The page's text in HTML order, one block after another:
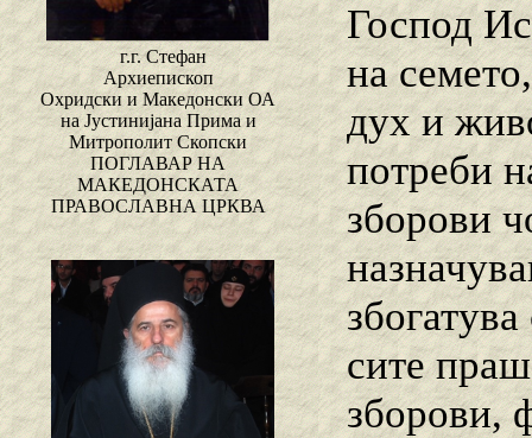
г.г. Стефан
Архиепископ
Охридски и Македонски ОА
на Јустинијана Прима и
Митрополит Скопски
ПОГЛАВАР НА
МАКЕДОНСКАТА
ПРАВОСЛАВНА ЦРКВА
Господ
на
дух и
потреби
зборови
сите
зборови,